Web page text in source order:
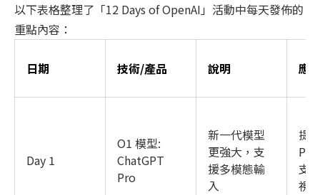
以下表格整理了「12 Days of OpenAI」活動中每天發佈的
重點內容：
日期 技術/產品 說明 應
Day 1
O1 模型:
ChatGPT
Pro
新一代模型
更強大，支
援多模態輸
入
提
支
視